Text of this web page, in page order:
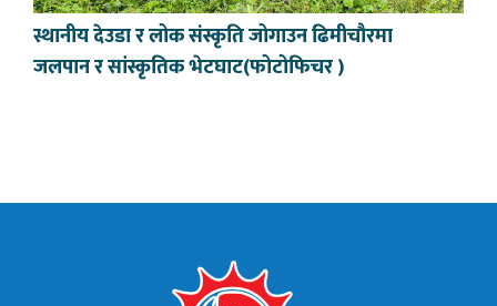
स्थानीय देउडा र लोक संस्कृति जोगाउन ढिमीचौरमा
जलपान र सांस्कृतिक भेटघाट(फोटोफिचर )